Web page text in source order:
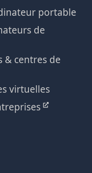
portable
de
& centres de
virtuelles